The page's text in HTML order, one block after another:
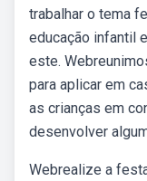
trabalhar o tema
educação infantil
este.
para aplicar em
as crianças em
desenvolver
Webrealize a